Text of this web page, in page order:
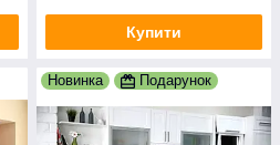
Купити
Новинка Подарунок